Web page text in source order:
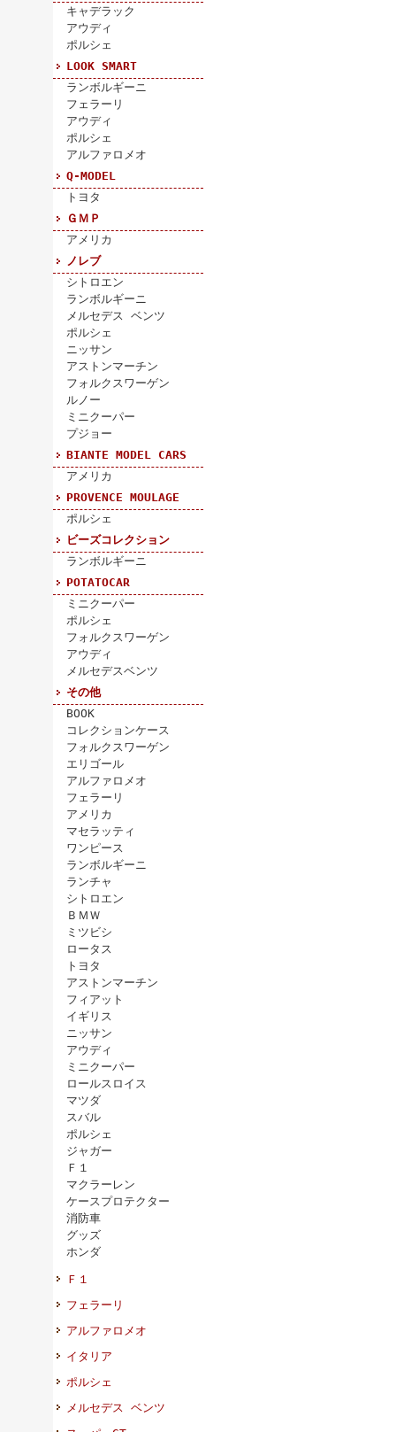
キャデラック
アウディ
ポルシェ
LOOK SMART
ランボルギーニ
フェラーリ
アウディ
ポルシェ
アルファロメオ
Q-MODEL
トヨタ
ＧＭＰ
アメリカ
ノレブ
シトロエン
ランボルギーニ
メルセデス ベンツ
ポルシェ
ニッサン
アストンマーチン
フォルクスワーゲン
ルノー
ミニクーパー
プジョー
BIANTE MODEL CARS
アメリカ
PROVENCE MOULAGE
ポルシェ
ビーズコレクション
ランボルギーニ
POTATOCAR
ミニクーパー
ポルシェ
フォルクスワーゲン
アウディ
メルセデスベンツ
その他
BOOK
コレクションケース
フォルクスワーゲン
エリゴール
アルファロメオ
フェラーリ
アメリカ
マセラッティ
ワンピース
ランボルギーニ
ランチャ
シトロエン
ＢＭＷ
ミツビシ
ロータス
トヨタ
アストンマーチン
フィアット
イギリス
ニッサン
アウディ
ミニクーパー
ロールスロイス
マツダ
スバル
ポルシェ
ジャガー
Ｆ１
マクラーレン
ケースプロテクター
消防車
グッズ
ホンダ
Ｆ１
フェラーリ
アルファロメオ
イタリア
ポルシェ
メルセデス ベンツ